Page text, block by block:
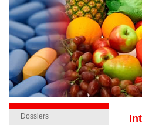
Dossiers